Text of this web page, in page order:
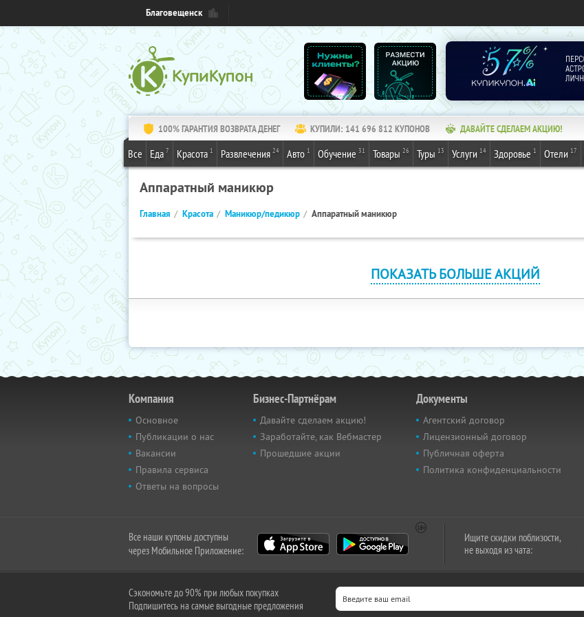
Благовещенск
100% ГАРАНТИЯ ВОЗВРАТА ДЕНЕГ КУПИЛИ: 141 696 812 КУПОНОВ ДАВАЙТЕ СДЕЛАЕМ АКЦИЮ!
Все Еда 7 Красота 1 Развлечения 24 Авто 1 Обучение 31 Товары 26 Туры 13 Услуги 14 Здоровье 1 Отели 17
Аппаратный маникюр
Главная Красота Маникюр/педикюр Аппаратный маникюр
ПОКАЗАТЬ БОЛЬШЕ АКЦИЙ
Компания
Основное
Публикации о нас
Вакансии
Правила сервиса
Ответы на вопросы
Бизнес-Партнёрам
Давайте сделаем акцию!
Заработайте, как Вебмастер
Прошедшие акции
Документы
Агентский договор
Лицензионный договор
Публичная оферта
Политика конфиденциальности
Все наши купоны доступны
через Мобильное Приложение:
Ищите скидки поблизости,
не выходя из чата:
Сэкономьте до 90% при любых покупках
Подпишитесь на самые выгодные предложения